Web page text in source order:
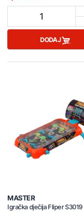
1
DODAJ
MASTER
Igračka dječija Fliper S3019